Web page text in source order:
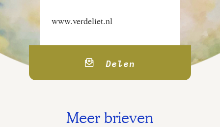
www.verdeliet.nl
Delen
Meer brieven